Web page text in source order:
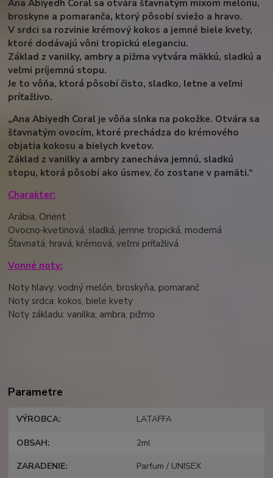
broskyne a pomaranča, ktorý pôsobí sviežo a hravo.
V srdci sa rozvinie krémový kokos a jemné biele kvety,
ktoré dodávajú vôni tropickú eleganciu.
Základ z vanilky, ambry a pižma vytvára mäkkú, sladkú a
veľmi príjemnú stopu.
Je to vôňa, ktorá pôsobí čisto, sladko, letne a veľmi
príťažlivo.
„Ana Abiyedh Coral je vôňa slnka na pokožke. Otvára sa
šťavnatým ovocím, ktoré prechádza do krémového
objatia kokosu a bielych kvetov.
Základ z vanilky a ambry zanecháva jemnú, sladkú
stopu, ktorá pôsobí ako úsmev, čo zostane v pamäti.“
Charakter:
Arábia, Orient
Ovocno‑kvetinová, sladká, jemne tropická, moderná
Šťavnatá, hravá, krémová, veľmi príťažlivá
Vonné noty:
Noty hlavy: vodný melón, broskyňa, pomaranč
Noty srdca: kokos, biele kvety
Noty základu: vanilka, ambra, pižmo
Parametre
VÝROBCA LATAFFA
OBSAH 2ml
ZARADENIE Parfum / UNISEX